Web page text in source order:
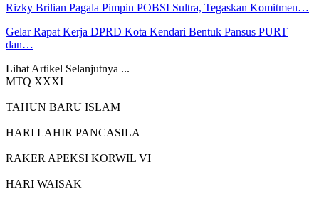
Rizky Brilian Pagala Pimpin POBSI Sultra, Tegaskan Komitmen…
Gelar Rapat Kerja DPRD Kota Kendari Bentuk Pansus PURT
dan…
Lihat Artikel Selanjutnya ...
MTQ XXXI
TAHUN BARU ISLAM
HARI LAHIR PANCASILA
RAKER APEKSI KORWIL VI
HARI WAISAK